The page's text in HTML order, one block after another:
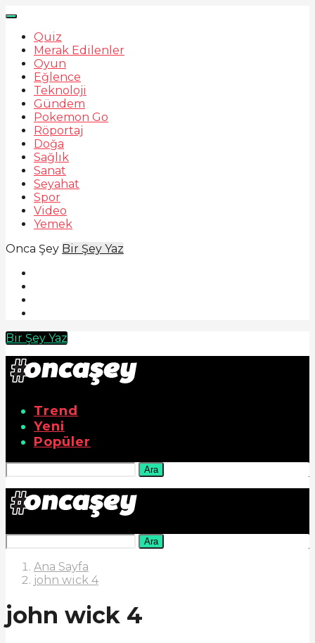
Quiz
Merak Edilenler
Oyun
Eğlence
Teknoloji
Gündem
Pokemon Go
Röportaj
Doğa
Sağlık
Sanat
Seyahat
Spor
Video
Yemek
Onca Şey Bir Şey Yaz
Bir Şey Yaz
Trend
Yeni
Popüler
Ara
Ara
Ana Sayfa
john wick 4
john wick 4